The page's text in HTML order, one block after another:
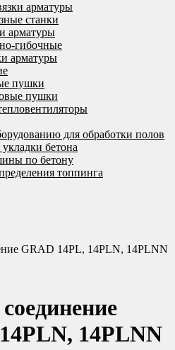
арматуры
станки
арматуры
гибочные
арматуры
пушки
пушки
для обработки полов
бетона
по бетону
топпинга
GRAD 14PL, 14PLN, 14PLNN
14PLNN